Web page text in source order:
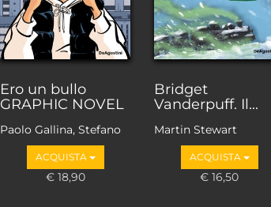
Ero un bullo
GRAPHIC NOVEL
Paolo Gallina, Stefano
Ascari
ACQUISTA
€ 18,90
Bridget
Vanderpuff. Il...
Martin Stewart
ACQUISTA
€ 16,50